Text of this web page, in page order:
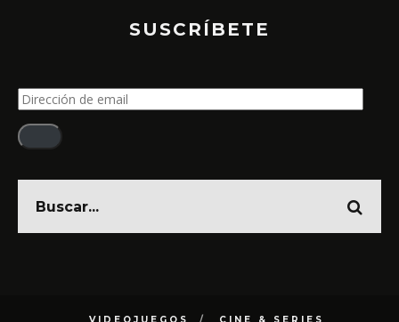
SUSCRÍBETE
Dirección
de
email